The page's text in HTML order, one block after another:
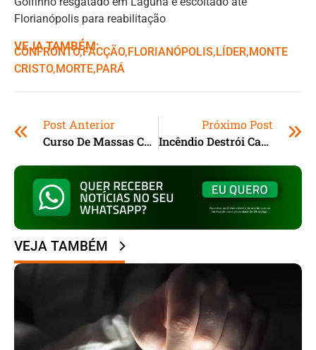
Florianópolis para reabilitação
VEJA TAMBÉM:
CONFRONTO,ㅤFACÇÃO,ㅤFLORIANÓPOLIS,ㅤLÍDER,ㅤMONTE
CRISTO,ㅤMORTE,ㅤPARÁ
Post Anterior
Curso De Massas Caseiras Forma Alunos E Incentiva Geração De Renda Em Gravatal (SC)
Próximo Post
Incêndio Destrói Casa De Madeira Que Estava Desocupada E À Venda Em Tubarão (SC)
VEJA TAMBÉM